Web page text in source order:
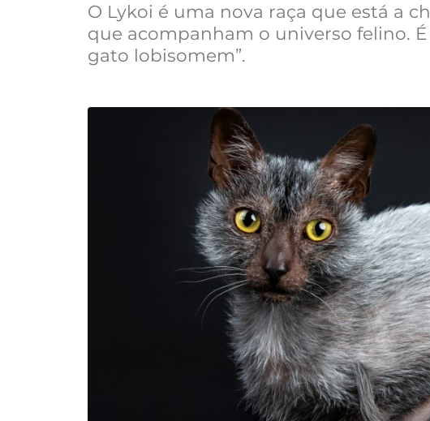
O Lykoi é uma nova raça que está a
que acompanham o universo felino.
gato lobisomem”.